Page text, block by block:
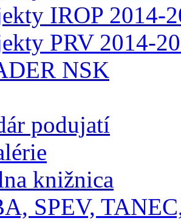
IROP 2014-
PRV 2014-
NSK
podujatí
knižnica
SPEV,